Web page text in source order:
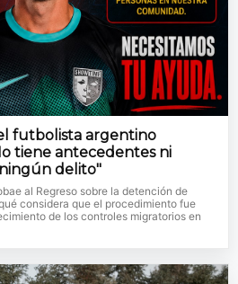
futbolista argentino
tiene antecedentes ni
delito"
al Regreso sobre la detención de
considera que el procedimiento fue
de los controles migratorios en